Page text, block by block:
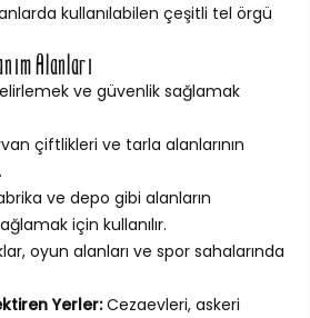
kullanılabilen çeşitli tel örgü
Alanları
ve güvenlik sağlamak
çiftlikleri ve tarla alanlarının
ve depo gibi alanların
için kullanılır.
oyun alanları ve spor sahalarında
Yerler:Cezaevleri, askeri